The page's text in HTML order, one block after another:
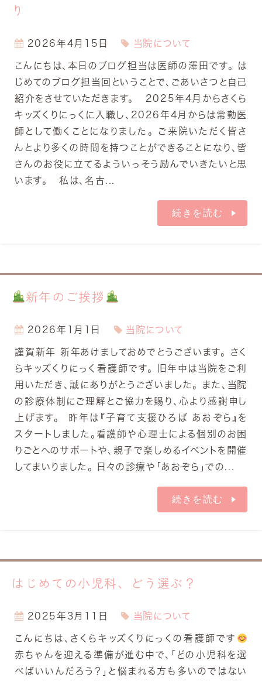
り
2026年4月15日 当院について
こんにちは、本日のブログ担当は医師の澤田です。 は
じめてのブログ担当回ということで、ごあいさつと自己
紹介をさせていただきます。 2025年4月からさくら
キッズくりにっくに入職し、2026年4月からは常勤医
師として働くことになりました。 ご来院いただく皆さ
んとより多くの時間を持つことができることになり、皆
さんのお役に立てるよういっそう励んでいきたいと思
います。 私は、名古...
続きを読む
新年のご挨拶
2026年1月1日 当院について
謹賀新年 新年あけましておめでとうございます。 さく
らキッズくりにっく看護師です。 旧年中は当院をご利
用いただき、誠にありがとうございました。 また、当院
の診療体制にご理解とご協力を賜り、心より感謝申し
上げます。 昨年は『子育て支援ひろば あおぞら』を
スタートしました。看護師や心理士による個別のお困
りごとへのサポートや、親子で楽しめるイベントを開催
してまいりました。 日々の診療や「あおぞら」での...
続きを読む
はじめての小児科、どう選ぶ？
2025年3月11日 当院について
こんにちは、さくらキッズくりにっくの看護師です
赤ちゃんを迎える準備が進む中で、「どの小児科を選
べばいいんだろう？」と悩まれる方も多いのではない